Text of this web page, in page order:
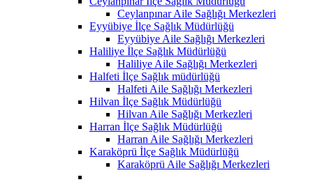
Ceylanpınar Aile Sağlığı Merkezleri
Eyyübiye İlçe Sağlık Müdürlüğü
Eyyübiye Aile Sağlığı Merkezleri
Haliliye İlçe Sağlık Müdürlüğü
Haliliye Aile Sağlığı Merkezleri
Halfeti İlçe Sağlık müdürlüğü
Halfeti Aile Sağlığı Merkezleri
Hilvan İlçe Sağlık Müdürlüğü
Hilvan Aile Sağlığı Merkezleri
Harran İlçe Sağlık Müdürlüğü
Harran Aile Sağlığı Merkezleri
Karaköprü İlçe Sağlık Müdürlüğü
Karaköprü Aile Sağlığı Merkezleri